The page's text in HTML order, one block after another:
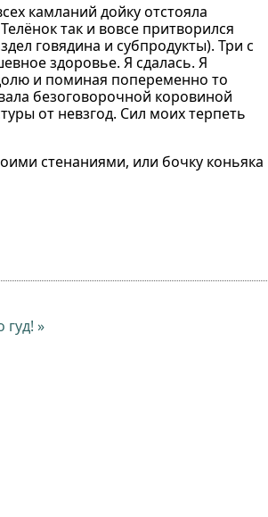
камланий дойку отстояла
так и вовсе притворился
говядина и субпродукты). Три с
здоровье. Я сдалась. Я
и поминая попеременно то
безоговорочной коровиной
от невзгод. Сил моих терпеть
стенаниями, или бочку коньяка
»